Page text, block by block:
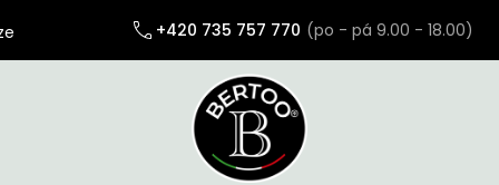
+420 735 757 770